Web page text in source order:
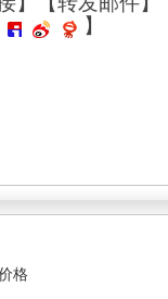
】
格